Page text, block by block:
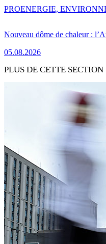
Nouveau dôme de chaleur :
05.08.2026
PROENERGIE,
PLUS DE CETTE SECTION